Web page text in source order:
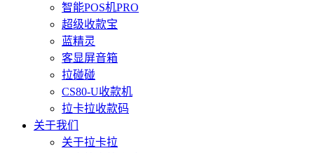
智能POS机PRO
超级收款宝
蓝精灵
客显屏音箱
拉碰碰
CS80-U收款机
拉卡拉收款码
关于我们
关于拉卡拉